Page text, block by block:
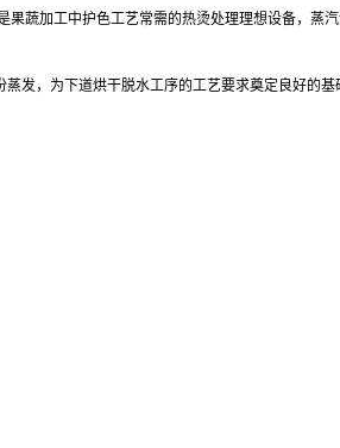
蔬加工中护色工艺常需的热烫处理理想设备，蒸
发，为下道烘干脱水工序的工艺要求奠定良好的基